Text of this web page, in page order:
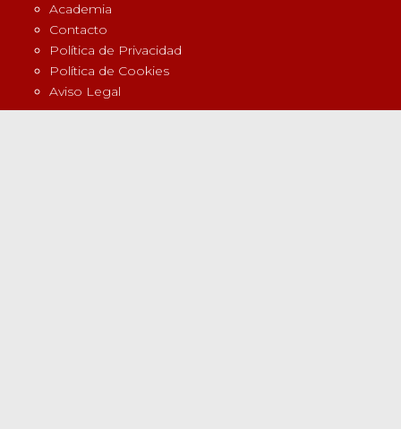
Academia
Contacto
Política de Privacidad
Política de Cookies
Aviso Legal